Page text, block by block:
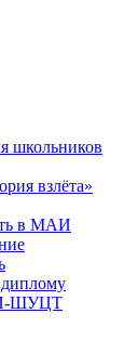
школьников
взлёта»
в МАИ
ШУЦТ